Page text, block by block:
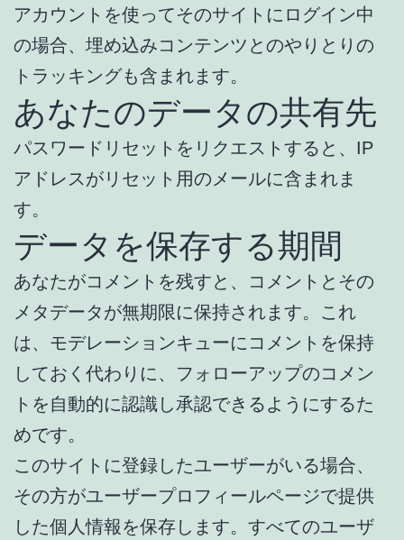
アカウントを使ってそのサイトにログイン中
の場合、埋め込みコンテンツとのやりとりの
トラッキングも含まれます。
あなたのデータの共有先
パスワードリセットをリクエストすると、IP
アドレスがリセット用のメールに含まれま
す。
データを保存する期間
あなたがコメントを残すと、コメントとその
メタデータが無期限に保持されます。これ
は、モデレーションキューにコメントを保持
しておく代わりに、フォローアップのコメン
トを自動的に認識し承認できるようにするた
めです。
このサイトに登録したユーザーがいる場合、
その方がユーザープロフィールページで提供
した個人情報を保存します。すべてのユーザ